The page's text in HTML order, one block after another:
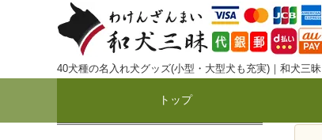
40犬種の名入れ犬グッズ(小型・大型犬も充実)｜和犬三昧
トップ